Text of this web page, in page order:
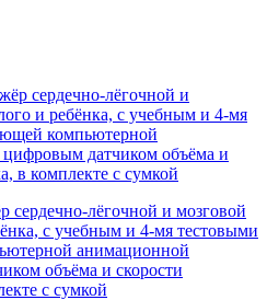
лёгочной и мозговой
с учебным и 4-мя тестовыми
анимационной
объёма и скорости
с сумкой